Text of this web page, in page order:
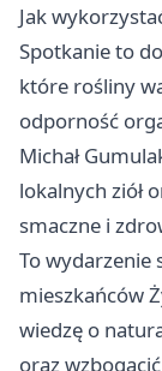
Jak
Spotkanie to
które rośliny
odporność
Michał
lokalnych ziół
smaczne i
To wydarzenie
mieszkańców
wiedzę o
oraz